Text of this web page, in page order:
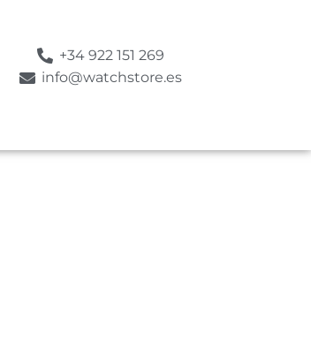
+34 922 151 269
info@watchstore.es